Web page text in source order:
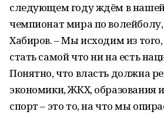
следующем году ждём в
чемпионат мира по
Хабиров. – Мы исходим из
стать самой что ни на есть
Понятно, что власть должна
экономики, ЖКХ, образования
спорт – это то, на что мы